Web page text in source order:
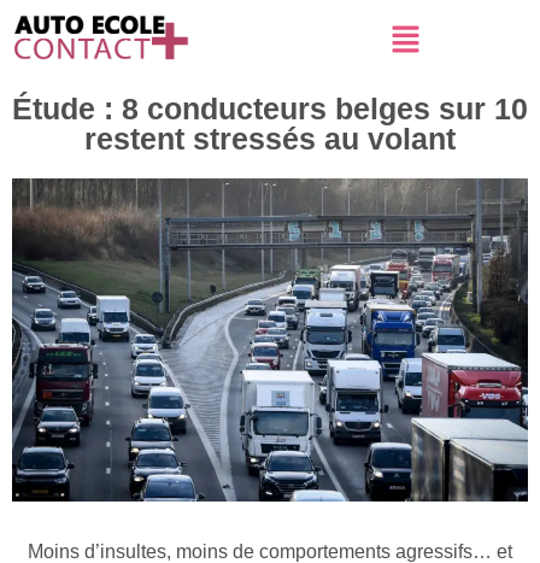
Étude : 8 conducteurs belges sur 10
restent stressés au volant
Moins d’insultes, moins de comportements agressifs… et